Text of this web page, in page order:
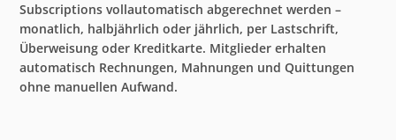
Subscriptions vollautomatisch abgerechnet werden –
monatlich, halbjährlich oder jährlich, per Lastschrift,
Überweisung oder Kreditkarte. Mitglieder erhalten
automatisch Rechnungen, Mahnungen und Quittungen
ohne manuellen Aufwand.